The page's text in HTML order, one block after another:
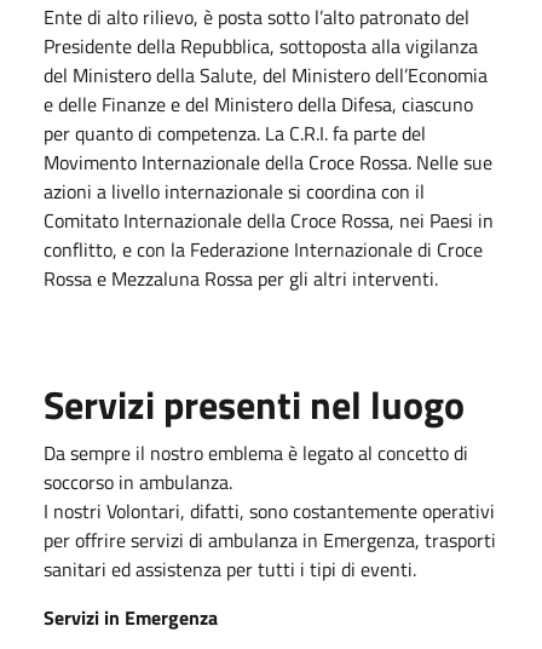
Ente di alto rilievo, è posta sotto l’alto patronato del
Presidente della Repubblica, sottoposta alla vigilanza
del Ministero della Salute, del Ministero dell’Economia
e delle Finanze e del Ministero della Difesa, ciascuno
per quanto di competenza. La C.R.I. fa parte del
Movimento Internazionale della Croce Rossa. Nelle sue
azioni a livello internazionale si coordina con il
Comitato Internazionale della Croce Rossa, nei Paesi in
conflitto, e con la Federazione Internazionale di Croce
Rossa e Mezzaluna Rossa per gli altri interventi.
Servizi presenti nel luogo
Da sempre il nostro emblema è legato al concetto di
soccorso in ambulanza.
I nostri Volontari, difatti, sono costantemente operativi
per offrire servizi di ambulanza in Emergenza, trasporti
sanitari ed assistenza per tutti i tipi di eventi.
Servizi in Emergenza